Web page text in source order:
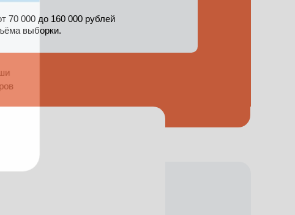
70 000 до 160 000 рублей
выборки.